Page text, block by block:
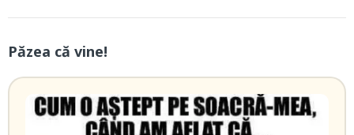
Păzea că vine!